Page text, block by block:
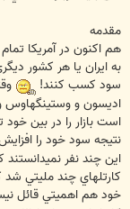
مقدمه
هم اکنون در آمريکا
به ايران يا هر کشور
سود کسب کنند!
اديسون و وستينگهاوس و
است بازار را در بين
نتيجه سود خود را
اين چند نفر نميدانستند
کارتلهاي چند مليتي
خود هم اهميتي قائل